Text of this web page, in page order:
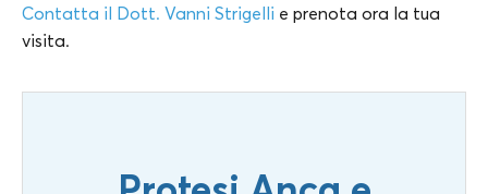
Contatta il Dott. Vanni Strigelli e prenota ora la tua
visita.